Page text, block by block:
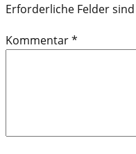
Erforderliche Felder
Kommentar*